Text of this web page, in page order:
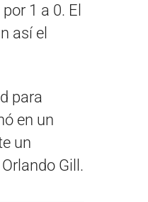
1 a 0. El
así el
para
en un
un
Gill.